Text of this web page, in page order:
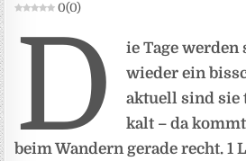
0(0)
D
ie Tage werden
wieder ein
aktuell sind sie
kalt – da
beim Wandern gerade recht. 1